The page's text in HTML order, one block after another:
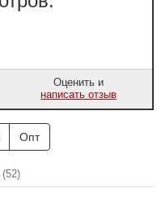
Оценить и
написать отзыв
Опт
(52)